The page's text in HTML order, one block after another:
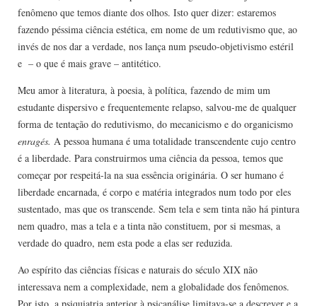
fenômeno que temos diante dos olhos. Isto quer dizer: estaremos
fazendo péssima ciência estética, em nome de um redutivismo que, ao
invés de nos dar a verdade, nos lança num pseudo-objetivismo estéril
e – o que é mais grave – antitético.
Meu amor à literatura, à poesia, à política, fazendo de mim um
estudante dispersivo e frequentemente relapso, salvou-me de qualquer
forma de tentação do redutivismo, do mecanicismo e do organicismo
enragés. A pessoa humana é uma totalidade transcen­dente cujo centro
é a liberdade. Para construirmos uma ciência da pessoa, temos que
começar por respeitá-la na sua essência originá­ria. O ser humano é
liberdade encarnada, é corpo e matéria inte­grados num todo por eles
sustentado, mas que os transcende. Sem tela e sem tinta não há pintura
nem quadro, mas a tela e a tinta não constituem, por si mesmas, a
verdade do quadro, nem esta pode a elas ser reduzida.
Ao espírito das ciências físicas e naturais do século XIX não
interessava nem a complexidade, nem a globalidade dos fenômenos.